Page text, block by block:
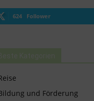
624 Follower
und Förderung